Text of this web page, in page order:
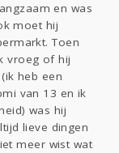
en was
moet hij
Toen
vroeg of hij
heb een
van 13 en ik
was hij
lieve dingen
meer wist wat